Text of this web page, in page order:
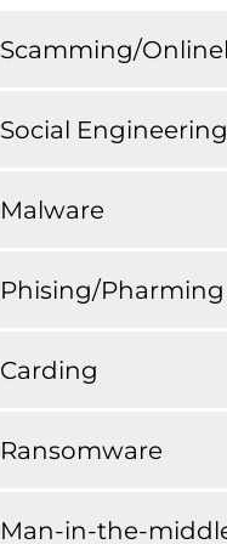
Scamming/
Social
Malware
Phising/Pharming
Carding
Ransomware
Man-in-the-